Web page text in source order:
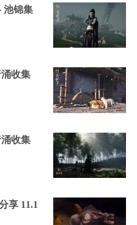
池锦集
收集
收集
享 11.1